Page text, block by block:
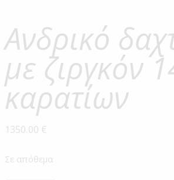
Ανδρικό
με ζιργκόν
καρατίων
1350.00 €
Σε απόθεμα